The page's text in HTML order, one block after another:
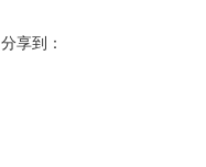
分享到：